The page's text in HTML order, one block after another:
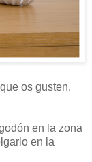
os gusten.
en la zona
en la